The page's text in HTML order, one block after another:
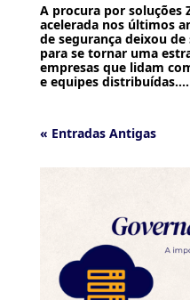
A procura por soluções
acelerada nos últimos
de segurança deixou
para se tornar uma
empresas que lidam
e equipes distribuídas....
« Entradas Antigas